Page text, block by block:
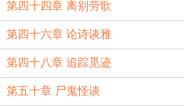
第四十四章 离别劳歌
第四十六章 论诗谈雅
第四十八章 追踪觅迹
第五十章 尸鬼怪谈